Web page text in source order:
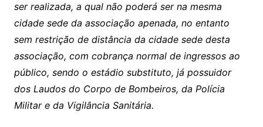
ser realizada, a qual não poderá ser na mesma
cidade sede da associação apenada, no entanto
sem restrição de distância da cidade sede desta
associação, com cobrança normal de ingressos ao
público, sendo o estádio substituto, já possuidor
dos Laudos do Corpo de Bombeiros, da Polícia
Militar e da Vigilância Sanitária.